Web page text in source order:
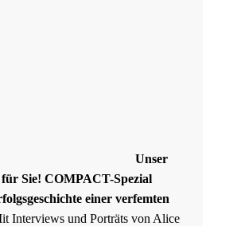
Unser
Sie! COMPACT-Spezial
einer verfemten
Interviews und Porträts von Alice